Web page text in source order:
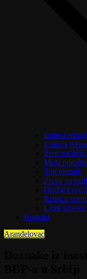
Izaberi
Emisija
Žene na
Moja
Top mozaik
Pravo na
Oružje i sve
Riznica
Ljudi govore
Kontakt
Aranđelovac